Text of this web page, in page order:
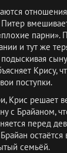
парни».
и тут же
подыскивая
Крису,
поступки.
Крис решает
с Брайаном,
перед
остаётся
семьёй.